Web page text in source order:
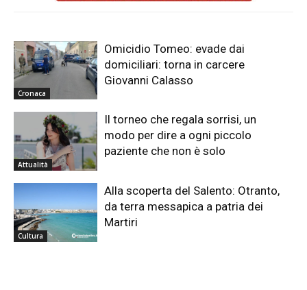
Cronaca
Omicidio Tomeo: evade dai
domiciliari: torna in carcere
Giovanni Calasso
Attualità
Il torneo che regala sorrisi, un
modo per dire a ogni piccolo
paziente che non è solo
Cultura
Alla scoperta del Salento: Otranto,
da terra messapica a patria dei
Martiri